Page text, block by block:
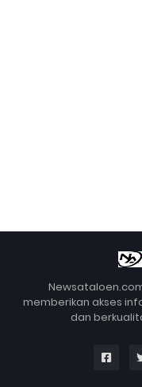
memberikan akses
dan